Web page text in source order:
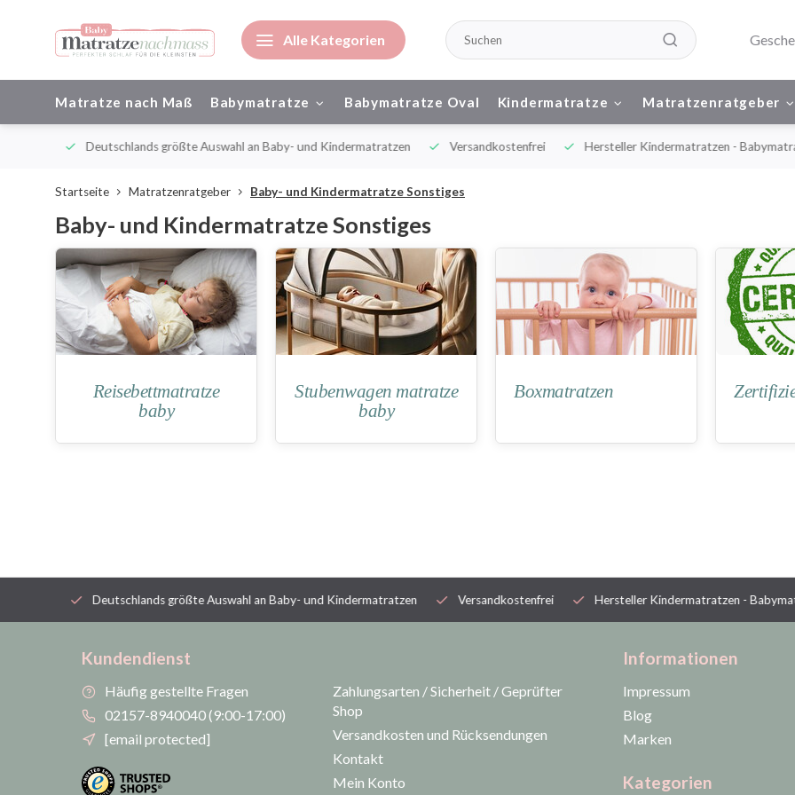
Alle Kategorien
Matratze nach Maß Babymatratze Babymatratze Oval Kindermatratze Matratzenratgeber
Deutschlands größte Auswahl an Baby- und Kindermatratzen Versandkostenfrei Hersteller Kindermatratzen -
Startseite Matratzenratgeber Baby- und Kindermatratze Sonstiges
Baby- und Kindermatratze Sonstiges
Reisebettmatratze
baby
Stubenwagen matratze
baby
Boxmatratzen
Deutschlands größte Auswahl an Baby- und Kindermatratzen Versandkostenfrei Hersteller Kindermatratzen -
Kundendienst
Häufig gestellte Fragen
02157-8940040 (9:00-17:00)
[email protected]
Zahlungsarten / Sicherheit / Geprüfter
Shop
Versandkosten und Rücksendungen
Kontakt
Mein Konto
Informationen
Impressum
Blog
Marken
Kategorien